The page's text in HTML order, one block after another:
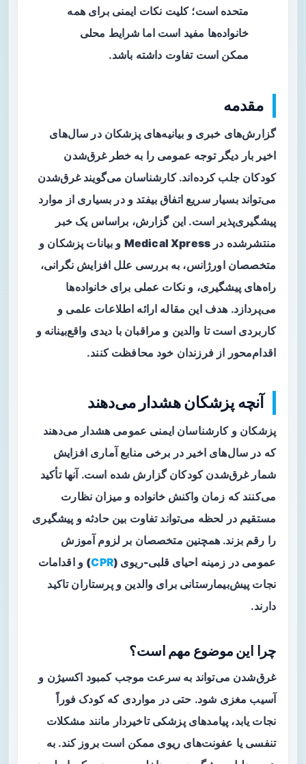
متحده است؛ کلیت نکات ایمنی برای همه
خانواده‌ها مفید است اما شرایط محلی
ممکن است تفاوت داشته باشد.
مقدمه
گزارش‌های خبری و بیانیه‌های پزشکان در سال‌های
اخیر بار دیگر توجه عمومی را به خطر غرق‌شدن
کودکان جلب کرده‌اند. کارشناسان می‌گویند غرق‌‌شدن
می‌تواند بسیار سریع اتفاق بیفتد و در بسیاری از موارد
پیشگیری‌پذیر است. این گزارش، براساس یک خبر
منتشرشده در Medical Xpress و بیانات پزشکان و
متخصصان اورژانس، به بررسی علل افزایش نگرانی،
راه‌های پیشگیری، و نکات عملی برای خانواده‌ها
می‌پردازد. هدف این مقاله ارائه اطلاعات علمی و
کاربردی است تا والدین و مراقبان با دیدی واقع‌بینانه و
اقدام‌محور از فرزندان خود محافظت کنند.
آنچه پزشکان هشدار می‌دهند
پزشکان و کارشناسان ایمنی عمومی هشدار می‌دهند
که در سال‌های اخیر در برخی منابع آماری افزایش
شمار غرق‌شدن کودکان گزارش شده است. آنها تأکید
می‌کنند که زمان واکنش خانواده و میزان نظارت
مستقیم در لحظه می‌تواند تفاوت بین حادثه و پیشگیری
را رقم بزند. همچنین متخصصان بر لزوم آموزش
عمومی در زمینه احیای قلبی-ریوی (CPR
) و اقدامات
نجات پیش‌بیمارستانی برای والدین و پرستاران تاکید
دارند.
چرا این موضوع مهم است؟
غرق‌شدن می‌تواند به سرعت موجب کمبود اکسیژن و
آسیب مغزی شود. حتی در مواردی که کودک فوراً
نجات یابد، پیامدهای پزشکی تاخیردار مانند مشکلات
تنفسی یا عفونت‌های ریوی ممکن است بروز کند. به